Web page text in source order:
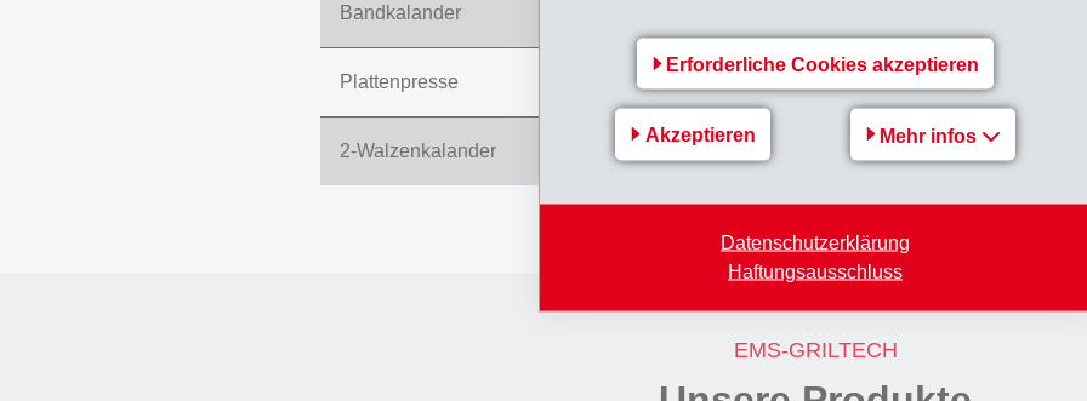
Erforderliche Cookies akzeptieren
Akzeptieren Mehr infos
Datenschutzerklärung
Haftungsausschluss
Bandkalander
Plattenpresse
2-Walzenkalander
EMS-GRILTECH